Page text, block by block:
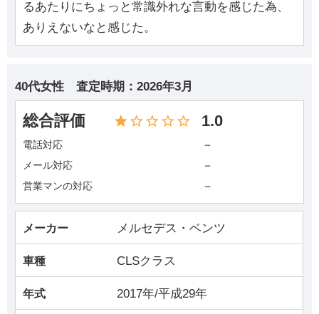
るあたりにちょっと常識外れな言動を感じた為、
ありえないなと感じた。
40代女性 査定時期： 2026年3月
総合評価 1.0
電話対応 －
メール対応 －
営業マンの対応 －
メーカー メルセデス・ベンツ
車種 CLSクラス
年式 2017年/平成29年